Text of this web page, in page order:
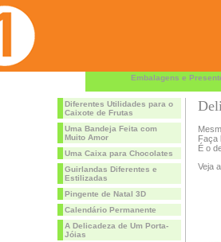
Embalagens e
Diferentes Utilidades para o
Caixote de Frutas
Uma Bandeja Feita com
Muito Amor
Uma Caixa para Chocolates
Guirlandas Diferentes e
Estilizadas
Pingente de Natal 3D
Calendário Permanente
A Delicadeza de Um Porta-
Jóias
Faça
É o
Veja